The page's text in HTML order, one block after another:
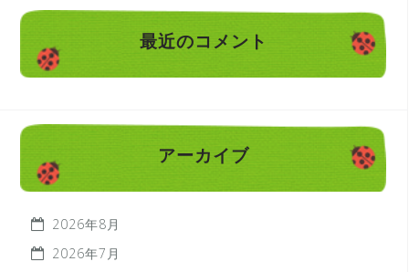
最近のコメント
アーカイブ
2026年8月
2026年7月